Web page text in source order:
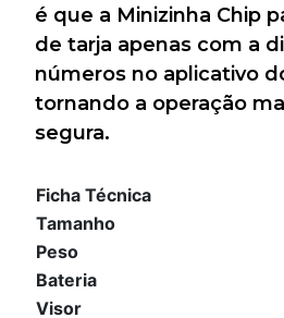
é que a Minizinha Chip
de tarja apenas com a
números no aplicativo
tornando a operação
segura.
Ficha Técnica
Tamanho
Peso
Bateria
Visor